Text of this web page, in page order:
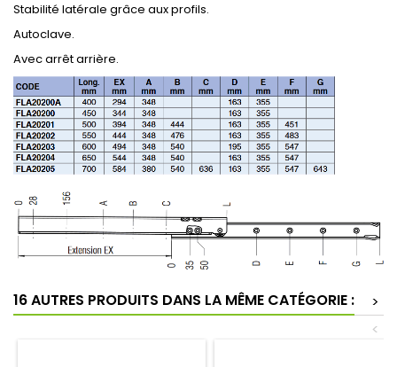
Stabilité latérale grâce aux profils.
Autoclave.
Avec arrêt arrière.
16 AUTRES PRODUITS DANS LA MÊME CATÉGORIE :
>
<